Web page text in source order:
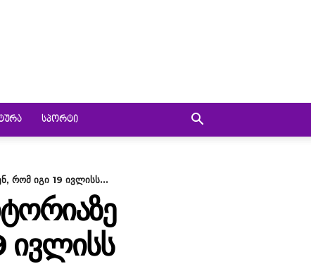
ᲡᲞᲝᲠᲢᲘ
რომ იგი 19 ივლისს...
ᲘᲕᲚᲘᲡᲡ